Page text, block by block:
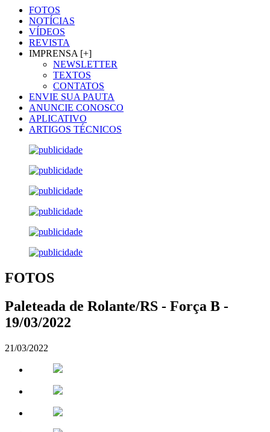
FOTOS
NOTÍCIAS
VÍDEOS
REVISTA
IMPRENSA [+]
NEWSLETTER
TEXTOS
CONTATOS
ENVIE SUA PAUTA
ANUNCIE CONOSCO
APLICATIVO
ARTIGOS TÉCNICOS
FOTOS
Paleteada de Rolante/RS - Força B -
19/03/2022
21/03/2022